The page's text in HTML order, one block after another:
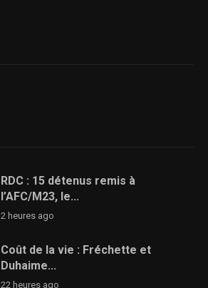
RDC : 15 détenus remis à
l’AFC/M23, le...
2 heures ago
Coût de la vie : Fréchette et
Duhaime...
22 heures ago